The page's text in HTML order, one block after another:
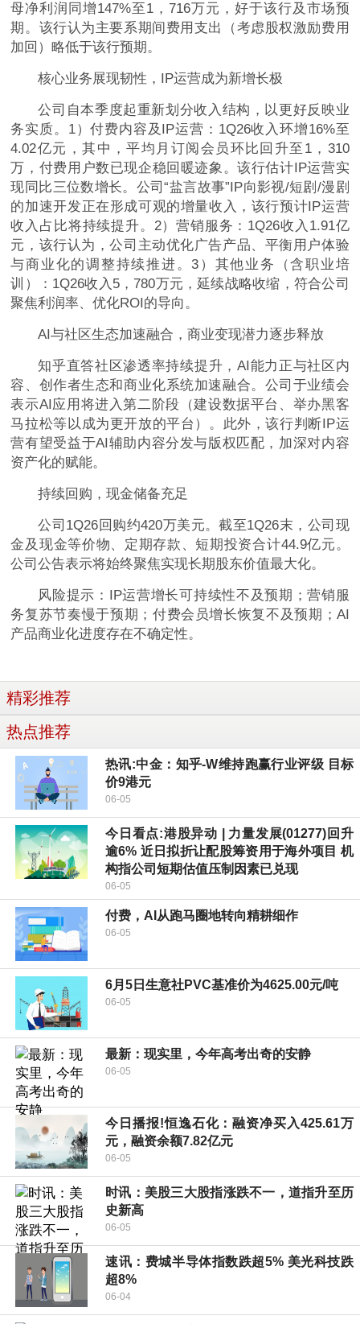
母净利润同增147%至1，716万元，好于该行及市场预
期。该行认为主要系期间费用支出（考虑股权激励费用
加回）略低于该行预期。
核心业务展现韧性，IP运营成为新增长极
公司自本季度起重新划分收入结构，以更好反映业
务实质。1）付费内容及IP运营：1Q26收入环增16%至
4.02亿元，其中，平均月订阅会员环比回升至1，310
万，付费用户数已现企稳回暖迹象。该行估计IP运营实
现同比三位数增长。公司“盐言故事”IP向影视/短剧/漫剧
的加速开发正在形成可观的增量收入，该行预计IP运营
收入占比将持续提升。2）营销服务：1Q26收入1.91亿
元，该行认为，公司主动优化广告产品、平衡用户体验
与商业化的调整持续推进。3）其他业务（含职业培
训）：1Q26收入5，780万元，延续战略收缩，符合公司
聚焦利润率、优化ROI的导向。
AI与社区生态加速融合，商业变现潜力逐步释放
知乎直答社区渗透率持续提升，AI能力正与社区内
容、创作者生态和商业化系统加速融合。公司于业绩会
表示AI应用将进入第二阶段（建设数据平台、举办黑客
马拉松等以成为更开放的平台）。此外，该行判断IP运
营有望受益于AI辅助内容分发与版权匹配，加深对内容
资产化的赋能。
持续回购，现金储备充足
公司1Q26回购约420万美元。截至1Q26末，公司现
金及现金等价物、定期存款、短期投资合计44.9亿元。
公司公告表示将始终聚焦实现长期股东价值最大化。
风险提示：IP运营增长可持续性不及预期；营销服
务复苏节奏慢于预期；付费会员增长恢复不及预期；AI
产品商业化进度存在不确定性。
精彩推荐
热点推荐
热讯:中金：知乎-W维持跑赢行业评级 目标
价9港元
06-05
今日看点:港股异动 | 力量发展(01277)回升
逾6% 近日拟折让配股筹资用于海外项目 机
构指公司短期估值压制因素已兑现
06-05
付费，AI从跑马圈地转向精耕细作
06-05
6月5日生意社PVC基准价为4625.00元/吨
06-05
最新：现实里，今年高考出奇的安静
06-05
今日播报!恒逸石化：融资净买入425.61万
元，融资余额7.82亿元
06-05
时讯：美股三大股指涨跌不一，道指升至历
史新高
06-05
速讯：费城半导体指数跌超5% 美光科技跌
超8%
06-04